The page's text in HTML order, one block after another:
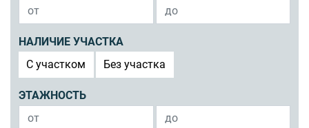
НАЛИЧИЕ УЧАСТКА
C участком
Без участка
ЭТАЖНОСТЬ